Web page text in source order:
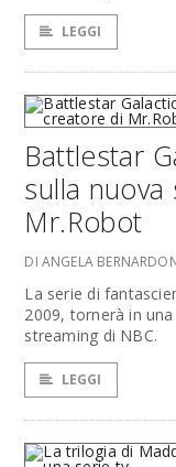
LEGGI
Battlestar
sulla
Mr.Robot
DI ANGELA
La serie di
2009, tornerà in
streaming di NBC.
LEGGI